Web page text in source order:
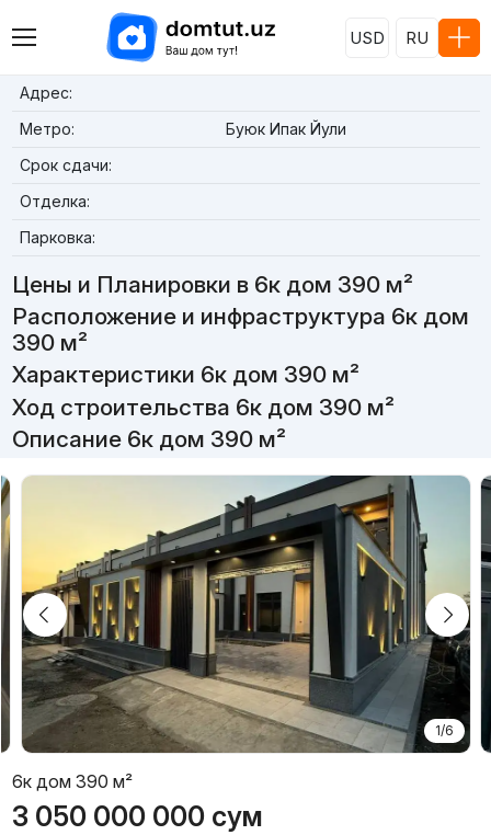
USD RU
Адрес:
Метро:
Буюк Ипак Йули
Срок сдачи:
Отделка:
Парковка:
Цены и Планировки в 6к дом 390 м²
Расположение и инфраструктура 6к дом
390 м²
Характеристики 6к дом 390 м²
Ход строительства 6к дом 390 м²
Описание 6к дом 390 м²
1/6
6к дом 390 м²
3 050 000 000 сум